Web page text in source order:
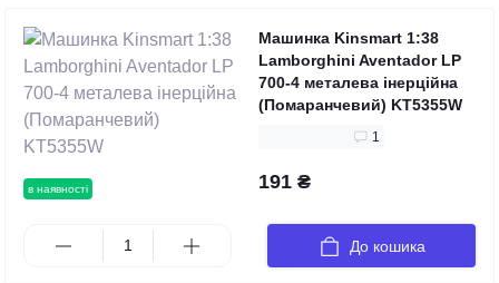
в наявності
Машинка Kinsmart 1:38
Lamborghini Aventador LP
700-4 металева інерційна
(Помаранчевий) KT5355W
1
191 ₴
До кошика